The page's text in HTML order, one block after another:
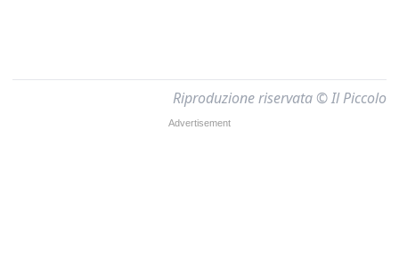
Riproduzione riservata © Il Piccolo